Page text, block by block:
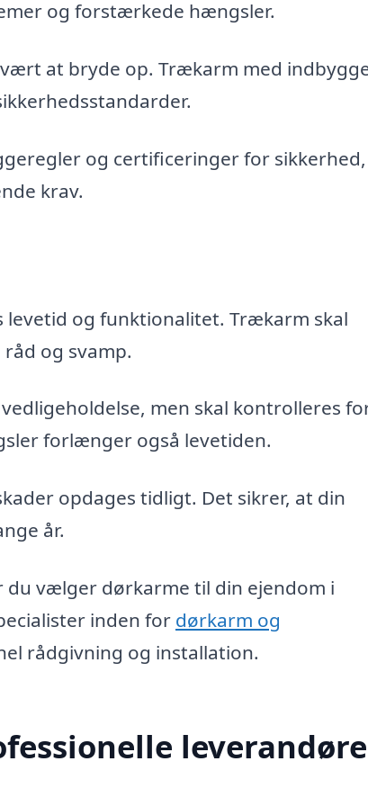
og forstærkede hængsler.
at bryde op. Trækarm med
og certificeringer for sikkerhed,
krav.
og funktionalitet. Trækarm skal
og svamp.
men skal kontrolleres
forlænger også levetiden.
opdages tidligt. Det sikrer, at din
år.
du vælger dørkarme til din ejendom i
inden for dørkarm og
rådgivning og installation.